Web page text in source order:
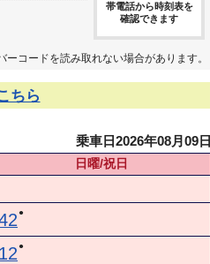
帯電話から時刻表を
確認できます
コードを読み取れない場合があります。
ちら
乗車日2026年08月09日
日曜/祝日
●
12 ●